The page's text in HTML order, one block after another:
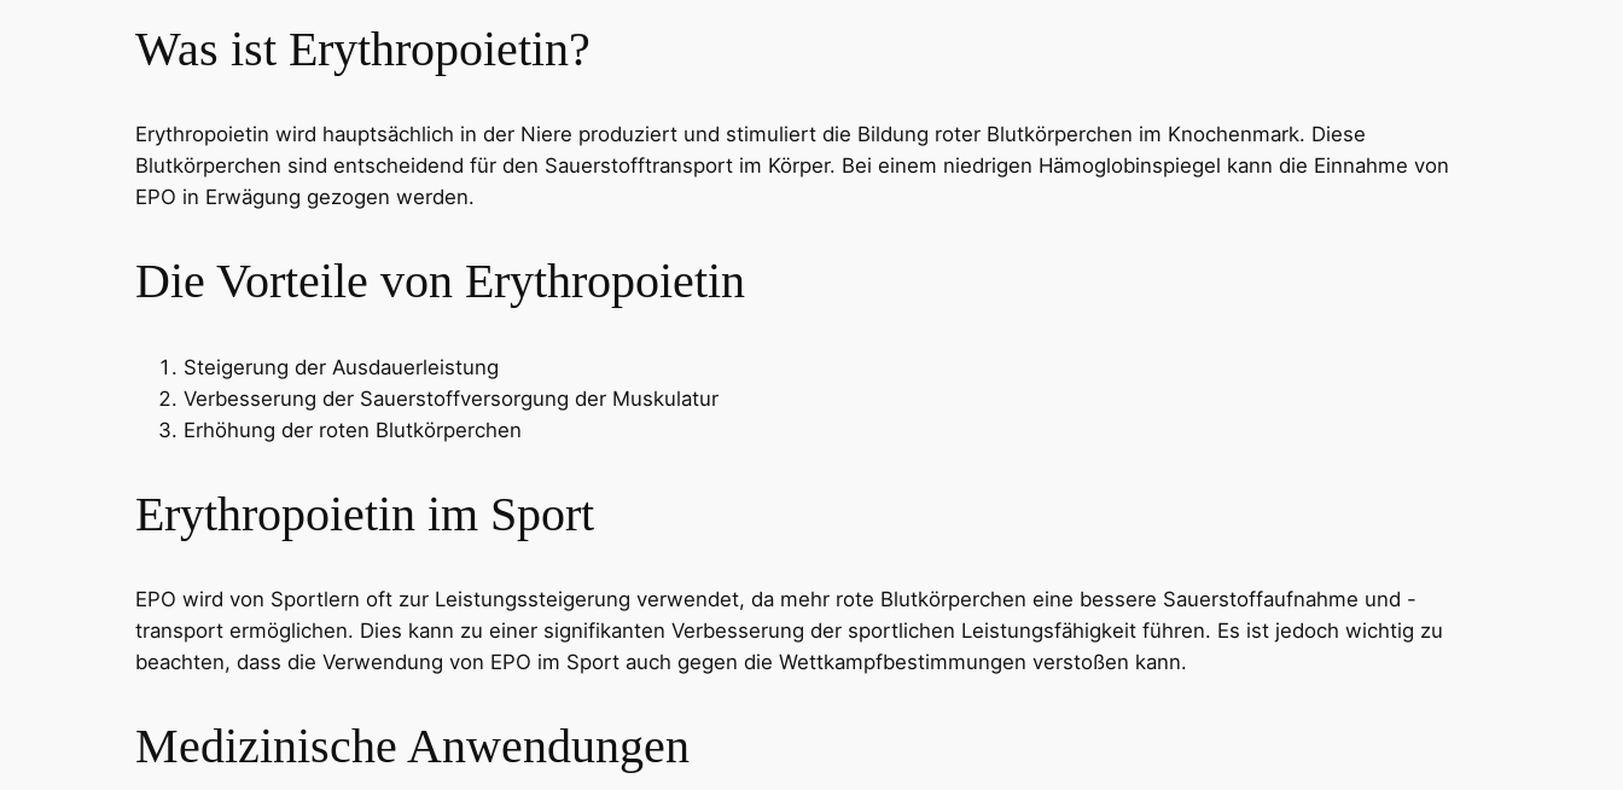
Was ist Erythropoietin?
Erythropoietin wird hauptsächlich in der Niere produziert und stimuliert die Bildung roter Blutkörperchen im Knochenmark. Diese
Blutkörperchen sind entscheidend für den Sauerstofftransport im Körper. Bei einem niedrigen Hämoglobinspiegel kann die Einnahme von
EPO in Erwägung gezogen werden.
Die Vorteile von Erythropoietin
Steigerung der Ausdauerleistung
Verbesserung der Sauerstoffversorgung der Muskulatur
Erhöhung der roten Blutkörperchen
Erythropoietin im Sport
EPO wird von Sportlern oft zur Leistungssteigerung verwendet, da mehr rote Blutkörperchen eine bessere Sauerstoffaufnahme und -
transport ermöglichen. Dies kann zu einer signifikanten Verbesserung der sportlichen Leistungsfähigkeit führen. Es ist jedoch wichtig zu
beachten, dass die Verwendung von EPO im Sport auch gegen die Wettkampfbestimmungen verstoßen kann.
Medizinische Anwendungen